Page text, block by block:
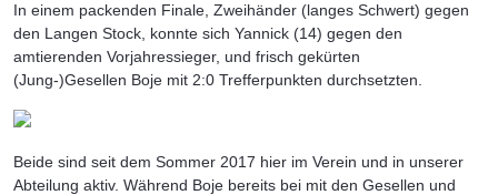
In einem packenden Finale, Zweihänder (langes Schwert) gegen
den Langen Stock, konnte sich Yannick (14) gegen den
amtierenden Vorjahressieger, und frisch gekürten
(Jung-)Gesellen Boje mit 2:0 Trefferpunkten durchsetzten.
Beide sind seit dem Sommer 2017 hier im Verein und in unserer
Abteilung aktiv. Während Boje bereits bei mit den Gesellen und